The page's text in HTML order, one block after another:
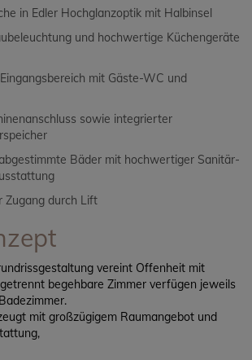
in Edler Hochglanzoptik mit Halbinsel
und hochwertige Küchengeräte
mit Gäste-WC und
sowie integrierter
Bäder mit hochwertiger Sanitär-
Zugang durch Lift
vereint Offenheit mit
begehbare Zimmer verfügen jeweils
mit großzügigem Raumangebot und